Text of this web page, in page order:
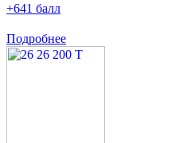
+641 балл
Подробнее